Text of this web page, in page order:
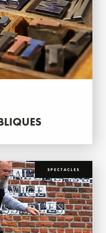
SPECTACLES